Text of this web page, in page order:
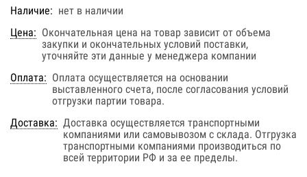
Наличие: нет в наличии
Цена: Окончательная цена на товар зависит от объема
закупки и окончательных условий поставки,
уточняйте эти данные у менеджера компании
Оплата: Оплата осуществляется на основании
выставленного счета, после согласования условий
отгрузки партии товара.
Доставка: Доставка осуществляется транспортными
компаниями или самовывозом с склада. Отгрузка
транспортными компаниями производиться по
всей территории РФ и за ее пределы.